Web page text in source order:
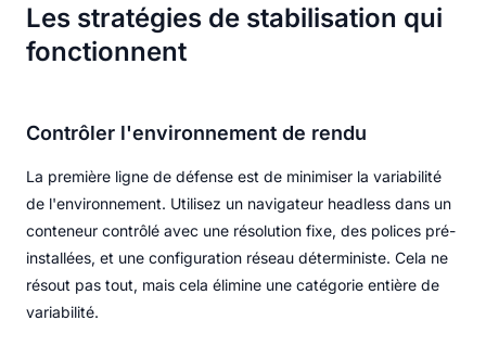
Les stratégies de stabilisation qui
fonctionnent
Contrôler l'environnement de rendu
La première ligne de défense est de minimiser la variabilité
de l'environnement. Utilisez un navigateur headless dans un
conteneur contrôlé avec une résolution fixe, des polices pré-
installées, et une configuration réseau déterministe. Cela ne
résout pas tout, mais cela élimine une catégorie entière de
variabilité.